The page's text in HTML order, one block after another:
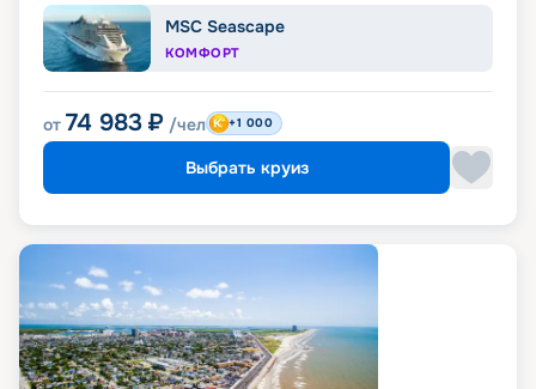
MSC Seascape
КОМФОРТ
от 74 983 ₽ /чел +1 000
Выбрать круиз